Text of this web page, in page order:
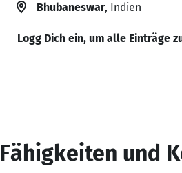
Bhubaneswar, Indien
Logg Dich ein, um alle Einträge
Fähigkeiten und